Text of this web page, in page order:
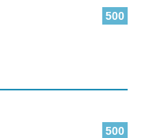
500
500